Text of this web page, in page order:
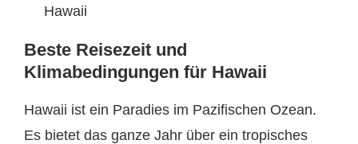
Hawaii
Beste Reisezeit und
Klimabedingungen für Hawaii
Hawaii ist ein Paradies im Pazifischen Ozean.
Es bietet das ganze Jahr über ein tropisches